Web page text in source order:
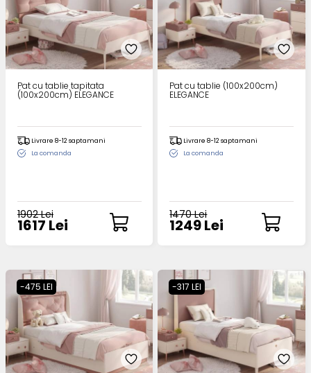
Pat cu tablie tapitata
(100x200cm) ELEGANCE
Livrare 8-12 saptamani
La comanda
1902 Lei
1617 Lei
Pat cu tablie (100x200cm)
ELEGANCE
Livrare 8-12 saptamani
La comanda
1470 Lei
1249 Lei
-475 LEI -317 LEI